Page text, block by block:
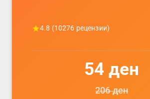
4.8 (10276 рецензии)
54 ден
206ден